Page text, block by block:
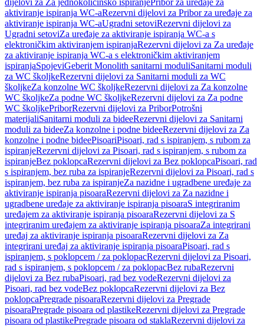
dijelovi za Za jednokoličinsko ispiranjePribor za uređaje za
aktiviranje ispiranja WC-aRezervni dijelovi za Pribor za uređaje za
aktiviranje ispiranja WC-aUgradni setoviRezervni dijelovi za
Ugradni setoviZa uređaje za aktiviranje ispiranja WC-a s
elektroničkim aktiviranjem ispiranjaRezervni dijelovi za Za uređaje
za aktiviranje ispiranja WC-a s elektroničkim aktiviranjem
ispiranjaSpojeviGeberit Monolith sanitarni moduliSanitarni moduli
za WC školjkeRezervni dijelovi za Sanitarni moduli za WC
školjkeZa konzolne WC školjkeRezervni dijelovi za Za konzolne
WC školjkeZa podne WC školjkeRezervni dijelovi za Za podne
WC školjkePriborRezervni dijelovi za PriborPotrošni
materijaliSanitarni moduli za bideeRezervni dijelovi za Sanitarni
moduli za bideeZa konzolne i podne bideeRezervni dijelovi za Za
konzolne i podne bideePisoariPisoari, rad s ispiranjem, s rubom za
ispiranjeRezervni dijelovi za Pisoari, rad s ispiranjem, s rubom za
ispiranjeBez poklopcaRezervni dijelovi za Bez poklopcaPisoari, rad
s ispiranjem, bez ruba za ispiranjeRezervni dijelovi za Pisoari, rad s
ispiranjem, bez ruba za ispiranjeZa nazidne i ugradbene uređaje za
aktiviranje ispiranja pisoaraRezervni dijelovi za Za nazidne i
ugradbene uređaje za aktiviranje ispiranja pisoaraS integriranim
uređajem za aktiviranje ispiranja pisoaraRezervni dijelovi za S
integriranim uređajem za aktiviranje ispiranja pisoaraZa integrirani
uređaj za aktiviranje ispiranja pisoaraRezervni dijelovi za Za
integrirani uređaj za aktiviranje ispiranja pisoaraPisoari, rad s
ispiranjem, s poklopcem / za poklopacRezervni dijelovi za Pisoari,
rad s ispiranjem, s poklopcem / za poklopacBez rubaRezervni
dijelovi za Bez rubaPisoari, rad bez vodeRezervni dijelovi za
Pisoari, rad bez vodeBez poklopcaRezervni dijelovi za Bez
poklopcaPregrade pisoaraRezervni dijelovi za Pregrade
pisoaraPregrade pisoara od plastikeRezervni dijelovi za Pregrade
pisoara od plastikePregrade pisoara od staklaRezervni dijelovi za